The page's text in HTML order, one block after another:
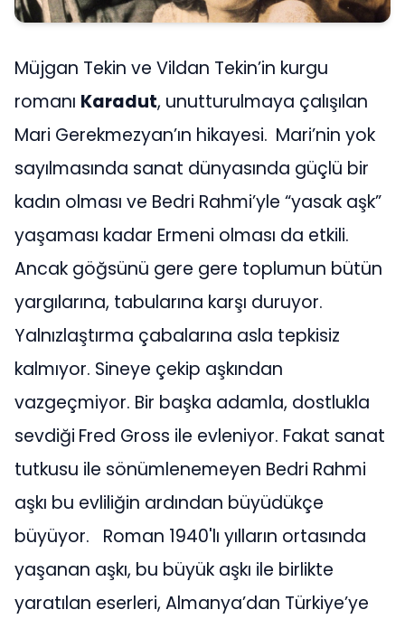
Müjgan Tekin ve Vildan Tekin’in kurgu
romanı Karadut, unutturulmaya çalışılan
Mari Gerekmezyan’ın hikayesi. Mari’nin yok
sayılmasında sanat dünyasında güçlü bir
kadın olması ve Bedri Rahmi’yle “yasak aşk”
yaşaması kadar Ermeni olması da etkili.
Ancak göğsünü gere gere toplumun bütün
yargılarına, tabularına karşı duruyor.
Yalnızlaştırma çabalarına asla tepkisiz
kalmıyor. Sineye çekip aşkından
vazgeçmiyor. Bir başka adamla, dostlukla
sevdiği Fred Gross ile evleniyor. Fakat sanat
tutkusu ile sönümlenemeyen Bedri Rahmi
aşkı bu evliliğin ardından büyüdükçe
büyüyor. Roman 1940'lı yılların ortasında
yaşanan aşkı, bu büyük aşkı ile birlikte
yaratılan eserleri, Almanya’dan Türkiye’ye